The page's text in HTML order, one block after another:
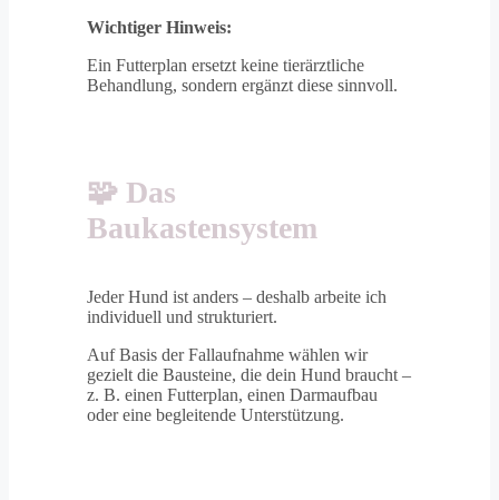
Wichtiger Hinweis:
Ein Futterplan ersetzt keine tierärztliche
Behandlung, sondern ergänzt diese sinnvoll.
🧩 Das
Baukastensystem
Jeder Hund ist anders – deshalb arbeite ich
individuell und strukturiert.
Auf Basis der Fallaufnahme wählen wir
gezielt die Bausteine, die dein Hund braucht –
z. B. einen Futterplan, einen Darmaufbau
oder eine begleitende Unterstützung.